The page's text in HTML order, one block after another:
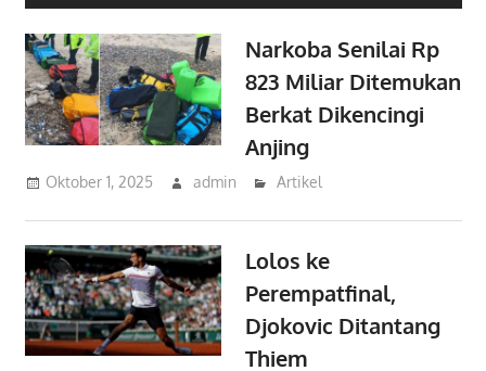
Narkoba Senilai Rp
823 Miliar Ditemukan
Berkat Dikencingi
Anjing
Oktober 1, 2025 admin Artikel
Lolos ke
Perempatfinal,
Djokovic Ditantang
Thiem